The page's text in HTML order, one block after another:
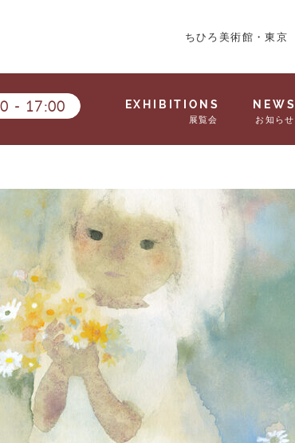
ちひろ美術館・東京
- 17:00 EXHIBITIONS
展覧会
NEWS
お知らせ